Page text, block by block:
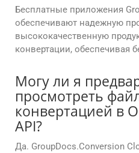
Бесплатные приложения
обеспечивают надежную
высококачественную
конвертации, обеспечивая
Могу ли я
просмотреть
конвертацией в
API?
Да. GroupDocs.Conversion